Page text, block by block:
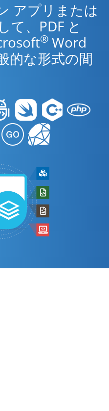
アプリまたは
て、PDF と
® Word
的な形式の間